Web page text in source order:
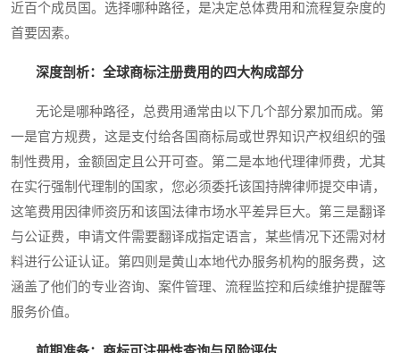
近百个成员国。选择哪种路径，是决定总体费用和流程复杂度的
首要因素。
深度剖析：全球商标注册费用的四大构成部分
无论是哪种路径，总费用通常由以下几个部分累加而成。第
一是官方规费，这是支付给各国商标局或世界知识产权组织的强
制性费用，金额固定且公开可查。第二是本地代理律师费，尤其
在实行强制代理制的国家，您必须委托该国持牌律师提交申请，
这笔费用因律师资历和该国法律市场水平差异巨大。第三是翻译
与公证费，申请文件需要翻译成指定语言，某些情况下还需对材
料进行公证认证。第四则是黄山本地代办服务机构的服务费，这
涵盖了他们的专业咨询、案件管理、流程监控和后续维护提醒等
服务价值。